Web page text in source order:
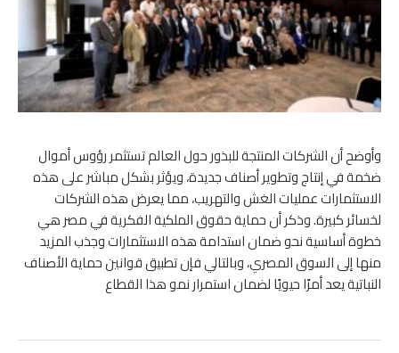
وأوضح أن الشركات المنتجة للبذور حول العالم تستثمر رؤوس أموال
ضخمة في إنتاج وتطوير أصناف جديدة، ويؤثر بشكل مباشر على هذه
الاستثمارات عمليات الغش والتهريب، مما يعرض هذه الشركات
لخسائر كبيرة. وذكر أن حماية حقوق الملكية الفكرية في مصر هي
خطوة أساسية نحو ضمان استدامة هذه الاستثمارات وجذب المزيد
منها إلى السوق المصري، وبالتالي فإن تطبيق قوانين حماية الأصناف
النباتية يعد أمرًا حيويًا لضمان استمرار نمو هذا القطاع